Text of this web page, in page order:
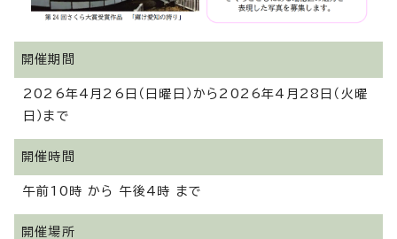
開催期間
2026年4月26日（日曜日）から2026年4月28日（火曜
日）まで
開催時間
午前10時 から 午後4時 まで
開催場所